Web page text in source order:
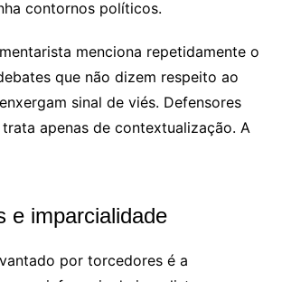
contornos políticos.
menciona repetidamente o
que não dizem respeito ao
sinal de viés. Defensores
apenas de contextualização. A
e imparcialidade
por torcedores é a